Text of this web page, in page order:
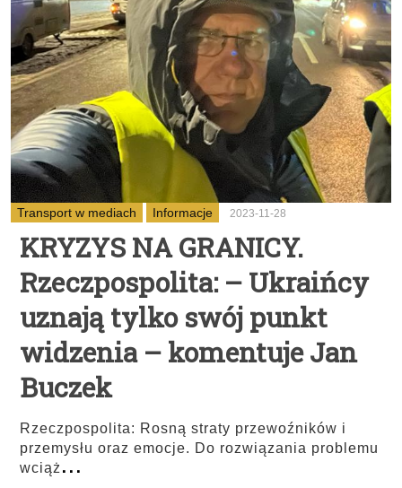
Transport w mediach Informacje 2023-11-28
KRYZYS NA GRANICY.
Rzeczpospolita: – Ukraińcy
uznają tylko swój punkt
widzenia – komentuje Jan
Buczek
Rzeczpospolita: Rosną straty przewoźników i
przemysłu oraz emocje. Do rozwiązania problemu
wciąż...